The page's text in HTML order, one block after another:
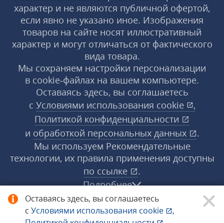
Оставаясь здесь, вы соглашаетесь
с Условиями использования cookie
,
характер и не являются публичной офертой,
если явно не указано иное. Изображения
товаров на сайте носят иллюстративный
характер и могут отличаться от фактического
вида товара.
Мы сохраняем настройки персонализации
в cookie‑файлах на вашем компьютере.
Оставаясь здесь, вы соглашаетесь
с Условиями использования cookie
,
Политикой конфиденциальности
и обработкой персональных данных
.
Мы используем Рекомендательные
технологии, их правила применения доступны
по ссылке
.
Подробнее
© 1998−2026 «1С‑Рарус» ®. Все права